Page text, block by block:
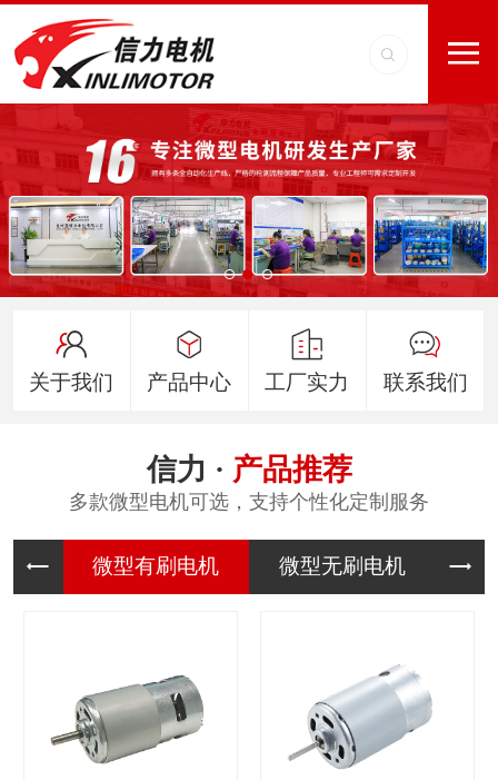
关于我们 产品中心 工厂实力 联系我们
信力 · 产品推荐
多款微型电机可选，支持个性化定制服务
微型有刷 微型无刷 微